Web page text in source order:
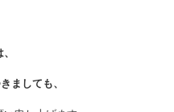
ましても、